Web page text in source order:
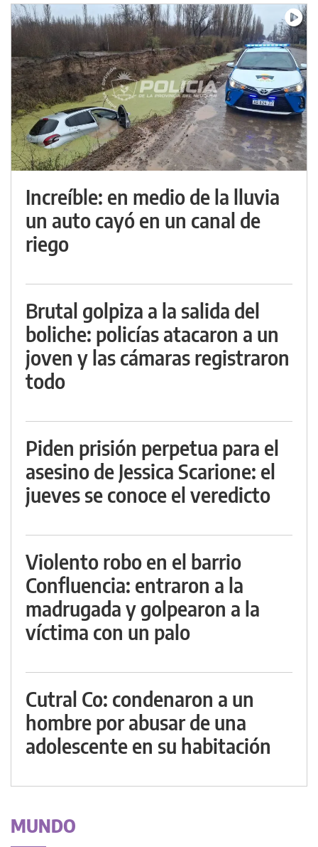
Increíble: en medio de la lluvia
un auto cayó en un canal de
riego
Brutal golpiza a la salida del
boliche: policías atacaron a un
joven y las cámaras registraron
todo
Piden prisión perpetua para el
asesino de Jessica Scarione: el
jueves se conoce el veredicto
Violento robo en el barrio
Confluencia: entraron a la
madrugada y golpearon a la
víctima con un palo
Cutral Co: condenaron a un
hombre por abusar de una
adolescente en su habitación
MUNDO